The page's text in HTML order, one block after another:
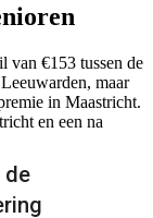
van €153 tussen de
maar
in Maastricht.
en een na